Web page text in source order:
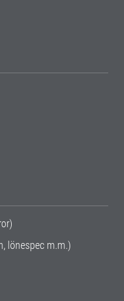
lönespec m.m.)